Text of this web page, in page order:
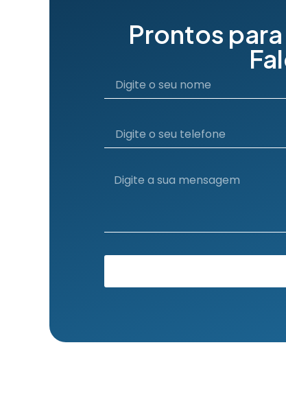
Prontos